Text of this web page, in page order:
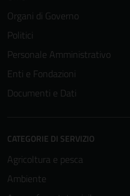
Organi di Governo
Politici
Personale Amministrativo
Enti e Fondazioni
Documenti e Dati
CATEGORIE DI SERVIZIO
Agricoltura e pesca
Ambiente